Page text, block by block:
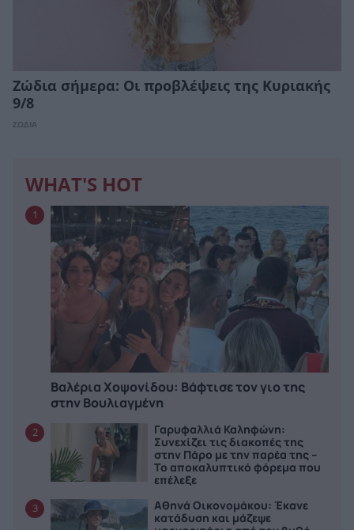
Ζώδια σήμερα: Οι προβλέψεις της Κυριακής
9/8
ΖΩΔΙΑ
WHAT'S HOT
1
Βαλέρια Χοψονίδου: Bάφτισε τον γιο της
στην Βουλιαγμένη
2
Γαρυφαλλιά Καληφώνη:
Συνεχίζει τις διακοπές της
στην Πάρο με την παρέα της –
Το αποκαλυπτικό φόρεμα που
επέλεξε
3
Αθηνά Οικονομάκου: Έκανε
κατάδυση και μάζεψε